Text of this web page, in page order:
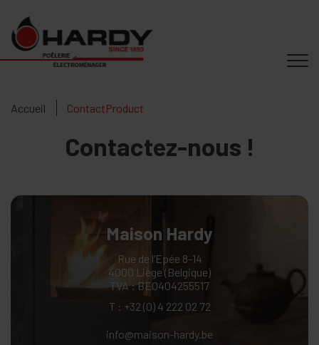
Accueil ContactProduct
Contactez-nous !
Maison Hardy
Rue de l’Epée 8-14
4000 Liège (Belgique)
TVA : BE0404255517
T : +32 (0) 4 222 02 72
info@maison-hardy.be